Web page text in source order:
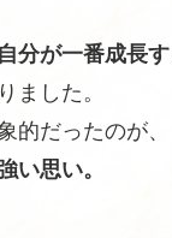
分が一番成長す
ました。
的だったのが、
い思い。